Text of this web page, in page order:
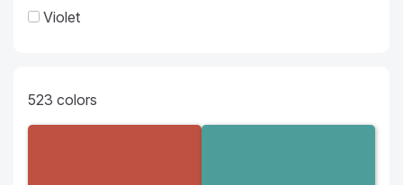
Violet
523 colors